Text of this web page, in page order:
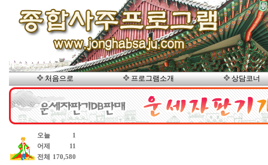
처음으로 프로그램소개 상담코너